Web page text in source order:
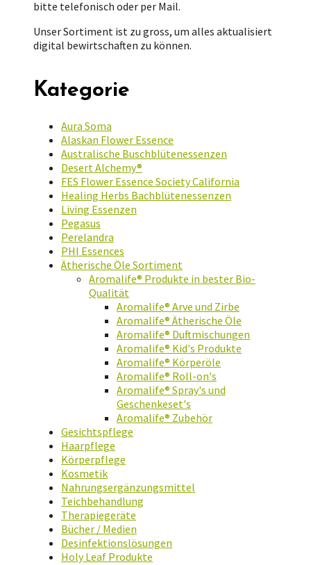
bitte telefonisch oder per Mail.
Unser Sortiment ist zu gross, um alles aktualisiert
digital bewirtschaften zu können.
Kategorie
Aura Soma
Alaskan Flower Essence
Australische Buschblütenessenzen
Desert Alchemy®
FES Flower Essence Society California
Healing Herbs Bachblütenessenzen
Living Essenzen
Pegasus
Perelandra
PHI Essences
Ätherische Öle Sortiment
Aromalife® Produkte in bester Bio-
Qualität
Aromalife® Arve und Zirbe
Aromalife® Ätherische Öle
Aromalife® Duftmischungen
Aromalife® Kid's Produkte
Aromalife® Körperöle
Aromalife® Roll-on's
Aromalife® Spray's und
Geschenkeset's
Aromalife® Zubehör
Gesichtspflege
Haarpflege
Körperpflege
Kosmetik
Nahrungsergänzungsmittel
Teichbehandlung
Therapiegeräte
Bücher / Medien
Desinfektionslösungen
Holy Leaf Produkte